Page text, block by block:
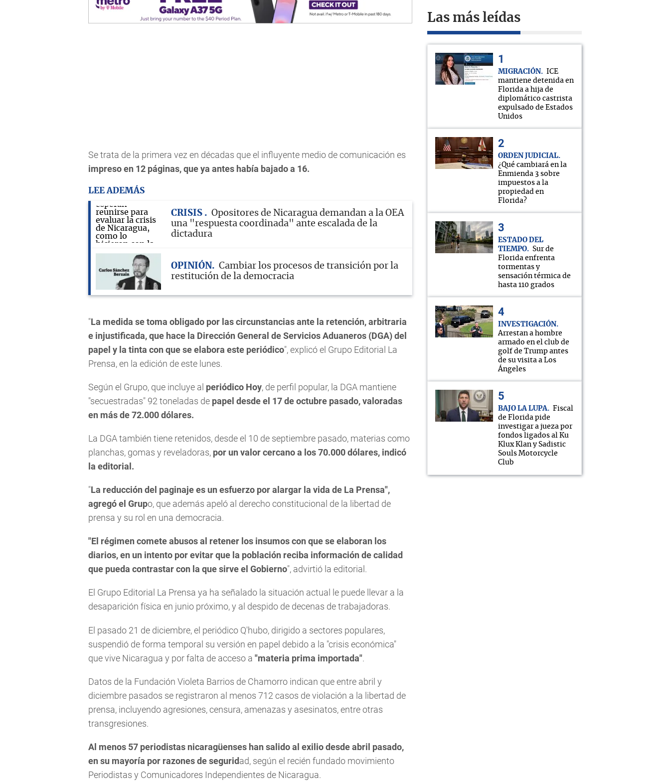
Se trata de la primera vez en décadas que el influyente medio de comunicación es
impreso en 12 páginas, que ya antes había bajado a 16.
LEE ADEMÁS
CRISIS
Opositores de Nicaragua demandan a la OEA
una "respuesta coordinada" ante escalada de la
dictadura
OPINIÓN
Cambiar los procesos de transición por la
restitución de la democracia
"La medida se toma obligado por las circunstancias ante la retención, arbitraria
e injustificada, que hace la Dirección General de Servicios Aduaneros (DGA) del
papel y la tinta con que se elabora este periódico", explicó el Grupo Editorial La
Prensa, en la edición de este lunes.
Según el Grupo, que incluye al periódico Hoy, de perfil popular, la DGA mantiene
"secuestradas" 92 toneladas de papel desde el 17 de octubre pasado, valoradas
en más de 72.000 dólares.
La DGA también tiene retenidos, desde el 10 de septiembre pasado, materias como
planchas, gomas y reveladoras, por un valor cercano a los 70.000 dólares, indicó
la editorial.
"La reducción del paginaje es un esfuerzo por alargar la vida de La Prensa",
agregó el Grupo, que además apeló al derecho constitucional de la libertad de
prensa y su rol en una democracia.
"El régimen comete abusos al retener los insumos con que se elaboran los
diarios, en un intento por evitar que la población reciba información de calidad
que pueda contrastar con la que sirve el Gobierno", advirtió la editorial.
El Grupo Editorial La Prensa ya ha señalado la situación actual le puede llevar a la
desaparición física en junio próximo, y al despido de decenas de trabajadoras.
El pasado 21 de diciembre, el periódico Q'hubo, dirigido a sectores populares,
suspendió de forma temporal su versión en papel debido a la "crisis económica"
que vive Nicaragua y por falta de acceso a "materia prima importada".
Datos de la Fundación Violeta Barrios de Chamorro indican que entre abril y
diciembre pasados se registraron al menos 712 casos de violación a la libertad de
prensa, incluyendo agresiones, censura, amenazas y asesinatos, entre otras
transgresiones.
Al menos 57 periodistas nicaragüenses han salido al exilio desde abril pasado,
en su mayoría por razones de seguridad, según el recién fundado movimiento
Periodistas y Comunicadores Independientes de Nicaragua.
Las más leídas
MIGRACIÓN
ICE
mantiene detenida en
Florida a hija de
diplomático castrista
expulsado de Estados
Unidos
ORDEN JUDICIAL
¿Qué cambiará en la
Enmienda 3 sobre
impuestos a la
propiedad en
Florida?
ESTADO DEL
TIEMPO
Sur de
Florida enfrenta
tormentas y
sensación térmica de
hasta 110 grados
INVESTIGACIÓN
Arrestan a hombre
armado en el club de
golf de Trump antes
de su visita a Los
Ángeles
BAJO LA LUPA
Fiscal
de Florida pide
investigar a jueza por
fondos ligados al Ku
Klux Klan y Sadistic
Souls Motorcycle
Club